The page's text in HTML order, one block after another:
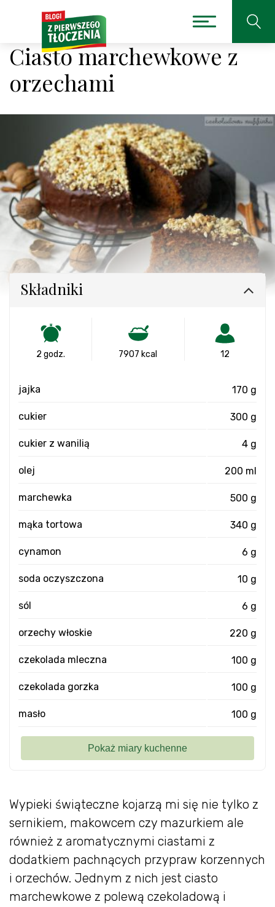
Ciasto marchewkowe z
orzechami
Wypieki świąteczne kojarzą mi się nie tylko z
sernikiem, makowcem czy mazurkiem ale
również z aromatycznymi ciastami z
dodatkiem pachnących przypraw korzennych
i orzechów. Jednym z nich jest ciasto
marchewkowe z polewą czekoladową i
Składniki
2 godz. 7907 kcal 12
jajka 170 g
cukier 300 g
cukier z wanilią 4 g
olej 200 ml
marchewka 500 g
mąka tortowa 340 g
cynamon 6 g
soda oczyszczona 10 g
sól 6 g
orzechy włoskie 220 g
czekolada mleczna 100 g
czekolada gorzka 100 g
masło 100 g